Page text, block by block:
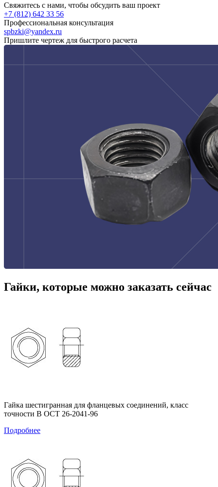
Свяжитесь с нами, чтобы обсудить ваш проект
+7 (812) 642 33 56
Профессиональная консультация
spbzki@yandex.ru
Пришлите чертеж для быстрого расчета
Гайки, которые можно заказать сейчас
Гайка шестигранная для фланцевых соединений, класс
точности В ОСТ 26-2041-96
Подробнее